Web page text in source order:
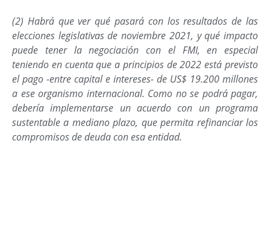
(2) Habrá que ver qué pasará con los resultados de las
elecciones legislativas de noviembre 2021, y qué impacto
puede tener la negociación con el FMI, en especial
teniendo en cuenta que a principios de 2022 está previsto
el pago -entre capital e intereses- de US$ 19.200 millones
a ese organismo internacional. Como no se podrá pagar,
debería implementarse un acuerdo con un programa
sustentable a mediano plazo, que permita refinanciar los
compromisos de deuda con esa entidad.